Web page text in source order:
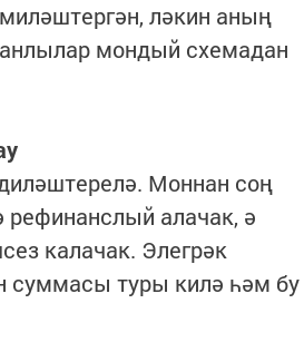
ләкин аның
мондый схемадан
Моннан соң
алачак, ә
калачак. Элегрәк
суммасы туры килә һәм бу